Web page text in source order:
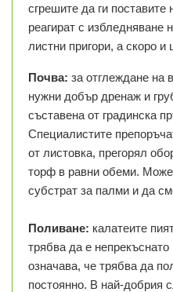
сгрешите да ги
реагират с избледняване
листни пригори, а скоро и
Почва: за отглеждане на
нужни добър дренаж и
съставена от градинска
Специалистите
от листовка, прегорял
торф в равни обеми.
субстрат за палми и да
Поливане: калатеите
трябва да е
означава, че трябва да
постоянно. В най-добрия